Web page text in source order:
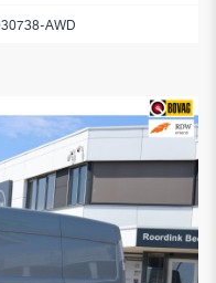
AWD